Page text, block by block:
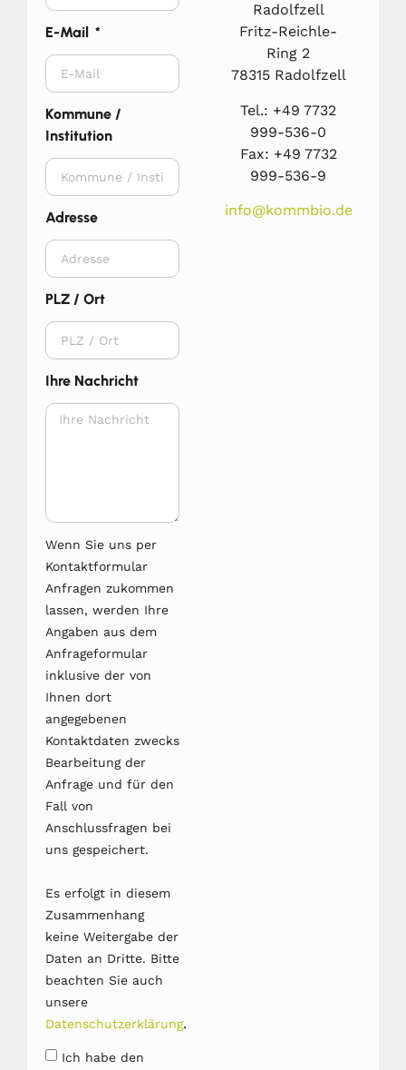
E-Mail
Kommune /
Institution
Adresse
PLZ / Ort
Ihre Nachricht
Wenn Sie uns per
Kontaktformular
Anfragen zukommen
lassen, werden Ihre
Angaben aus dem
Anfrageformular
inklusive der von
Ihnen dort
angegebenen
Kontaktdaten zwecks
Bearbeitung der
Anfrage und für den
Fall von
Anschlussfragen bei
uns gespeichert.
Es erfolgt in diesem
Zusammenhang
keine Weitergabe der
Daten an Dritte. Bitte
beachten Sie auch
unsere
Datenschutzerklärung.
Ich habe den
Radolfzell
Fritz-Reichle-
Ring 2
78315 Radolfzell
Tel.: +49 7732
999-536-0
Fax: +49 7732
999-536-9
info@kommbio.de